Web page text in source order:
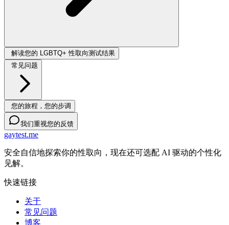
解读您的 LGBTQ+ 性取向测试结果
常见问题
您的旅程，您的步调
我们重视您的反馈
gaytest.me
安全自信地探索你的性取向，现在还可选配 AI 驱动的个性化
见解。
快速链接
关于
常见问题
博客